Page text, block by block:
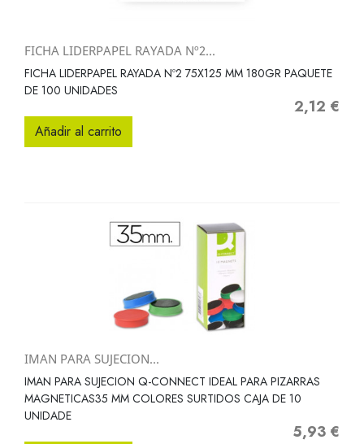
FICHA LIDERPAPEL RAYADA Nº2...
FICHA LIDERPAPEL RAYADA Nº2 75X125 MM 180GR PAQUETE
DE 100 UNIDADES
Precio
2,12 €
Añadir al carrito
IMAN PARA SUJECION...
IMAN PARA SUJECION Q-CONNECT IDEAL PARA PIZARRAS
MAGNETICAS35 MM COLORES SURTIDOS CAJA DE 10
UNIDADE
Precio
5,93 €